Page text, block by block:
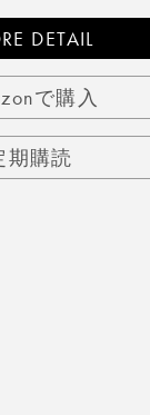
DETAIL
で購入
期購読